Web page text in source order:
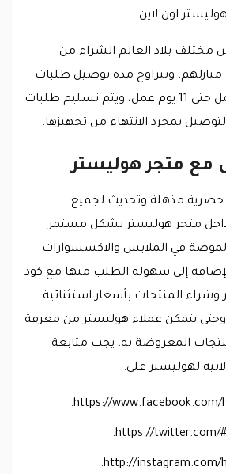
اون لاين.
مختلف بلاد العالم الشراء من
منازلهم، وتتراوح مدة توصيل طلبات
العملاء من 7 أيام عمل حتى 11 يوم عمل، ويتم تسليم طلبات
بمجرد الانتهاء من تجهيزها.
مع متجر هوليستر
حصرية مذهلة وتحديث لجميع
داخل متجر هوليستر بشكل مستمر
في الملابس والاكسسوارات
إلى سهولة الطلب منها مع كود
وشراء المنتجات بأسعار استثنائية
يتمكن عملاء هوليستر من معرفة
المعروضة به، يجب متابعة
لهوليستر على: